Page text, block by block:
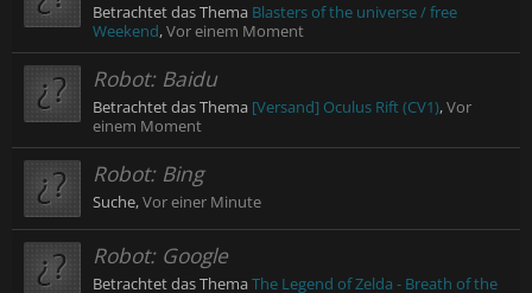
Betrachtet das Thema Blasters of the universe / free
Weekend,Vor einem Moment
Robot: Baidu
Betrachtet das Thema [Versand] Oculus Rift (CV1),Vor
einem Moment
Robot: Bing
Suche,Vor einer Minute
Robot: Google
Betrachtet das ThemaThe Legend of Zelda - Breath of the